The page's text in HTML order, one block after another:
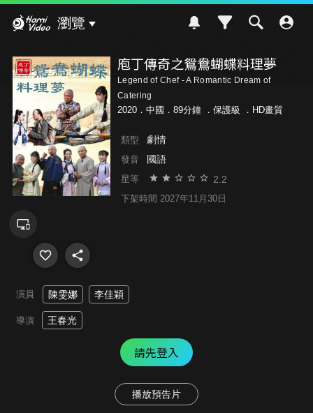
瀏覽
庖丁傳奇之鴛鴦蝴蝶料理夢
Legend of Chef - A Romantic Dream of
Catering
2020．中國．89分鐘 ． 保護級 ．HD畫質
類型 劇情
發音 國語
星等 2.2
下架時間 2027年11月30日
演員 陳雯娜 李佳穎
導演 王春光
請先登入
播放預告片